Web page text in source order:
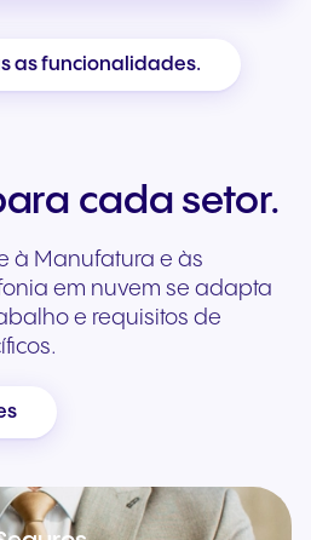
as funcionalidades.
cada setor.
à Manufatura e às
em nuvem se adapta
e requisitos de